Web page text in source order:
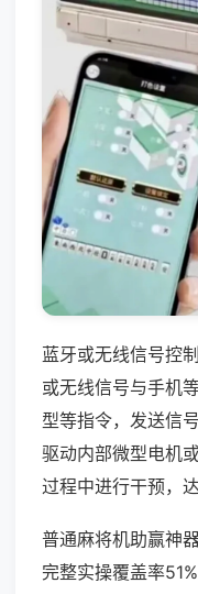
蓝牙或无线信号控
或无线信号与手机
型等指令，发送信
驱动内部微型电机
过程中进行干预，
普通麻将机助赢神
完整实操覆盖率